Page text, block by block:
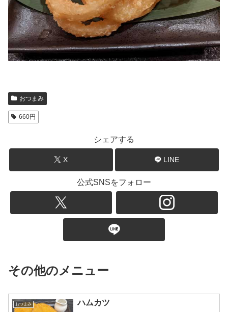
おつまみ
660円
シェアする
X LINE
公式SNSをフォロー
その他のメニュー
おつまみ ハムカツ